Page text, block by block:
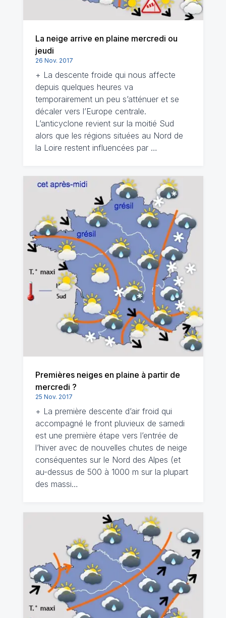
La neige arrive en plaine mercredi ou
jeudi
26 Nov. 2017
+ La descente froide qui nous affecte
depuis quelques heures va
temporairement un peu s’atténuer et se
décaler vers l’Europe centrale.
L’anticyclone revient sur la moitié Sud
alors que les régions situées au Nord de
la Loire restent influencées par …
Premières neiges en plaine à partir de
mercredi ?
25 Nov. 2017
+ La première descente d’air froid qui
accompagné le front pluvieux de samedi
est une première étape vers l’entrée de
l’hiver avec de nouvelles chutes de neige
conséquentes sur le Nord des Alpes (et
au-dessus de 500 à 1000 m sur la plupart
des massi…